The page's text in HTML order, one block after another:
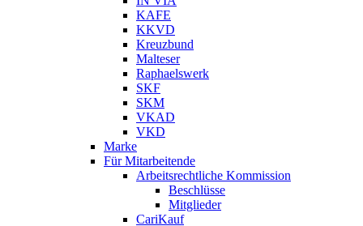
KAFE
KKVD
Kreuzbund
Malteser
Raphaelswerk
SKF
SKM
VKAD
VKD
Marke
Für Mitarbeitende
Arbeitsrechtliche Kommission
Beschlüsse
Mitglieder
CariKauf